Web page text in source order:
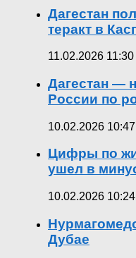
Дагестан
теракт в
11.02.2026 11:30
Дагестан —
России по
10.02.2026 10:47
Цифры по
ушел в
10.02.2026 10:24
Дубае